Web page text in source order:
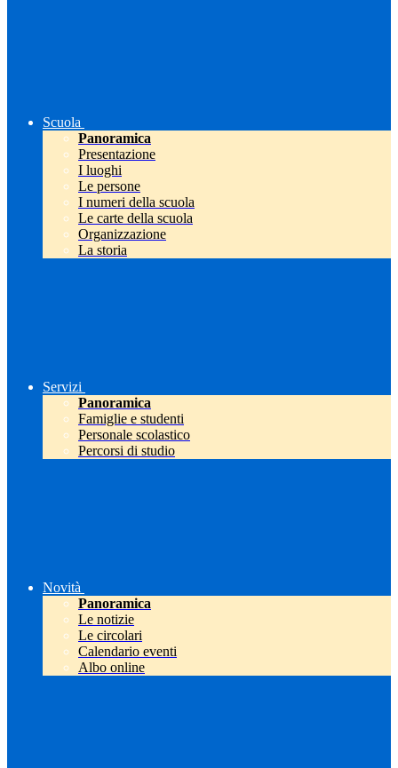
Scuola
Panoramica
Presentazione
I luoghi
Le persone
I numeri della scuola
Le carte della scuola
Organizzazione
La storia
Servizi
Panoramica
Famiglie e studenti
Personale scolastico
Percorsi di studio
Novità
Panoramica
Le notizie
Le circolari
Calendario eventi
Albo online